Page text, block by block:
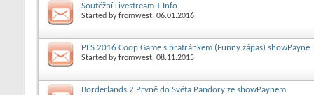
Soutěžní Livestream + Info
Started byfromwest, 06.01.2016
PES 2016 Coop Game s bratránkem (Funny zápas) showPayne
Started byfromwest, 08.11.2015
Borderlands 2 Prvně do Světa Pandory ze showPaynem